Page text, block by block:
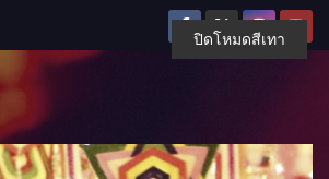
ปิดโหมดสีเทา